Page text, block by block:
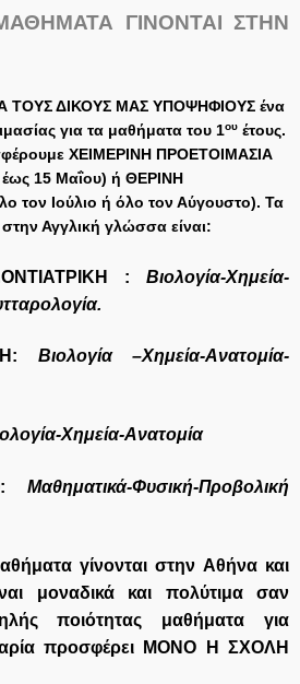
ΓΙΝΟΝΤΑΙ ΣΤΗΝ
ΤΟΥΣ ΔΙΚΟΥΣ ΜΑΣ ΥΠΟΨΗΦΙΟΥΣ ένα
για τα μαθήματα του 1ου έτους.
ΧΕΙΜΕΡΙΝΗ ΠΡΟΕΤΟΙΜΑΣΙΑ
15 Μαΐου) ή ΘΕΡΙΝΗ
τον Ιούλιο ή όλο τον Αύγουστο). Τα
Αγγλική γλώσσα είναι:
: Βιολογία-Χημεία-
Βιολογία –Χημεία-Ανατομία-
Χημεία-Ανατομία
Μαθηματικά-Φυσική-Προβολική
γίνονται στην Αθήνα και
μοναδικά και πολύτιμα σαν
ποιότητας μαθήματα για
προσφέρει ΜΟΝΟ Η ΣΧΟΛΗ